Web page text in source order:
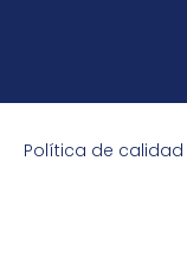
Política de calidad